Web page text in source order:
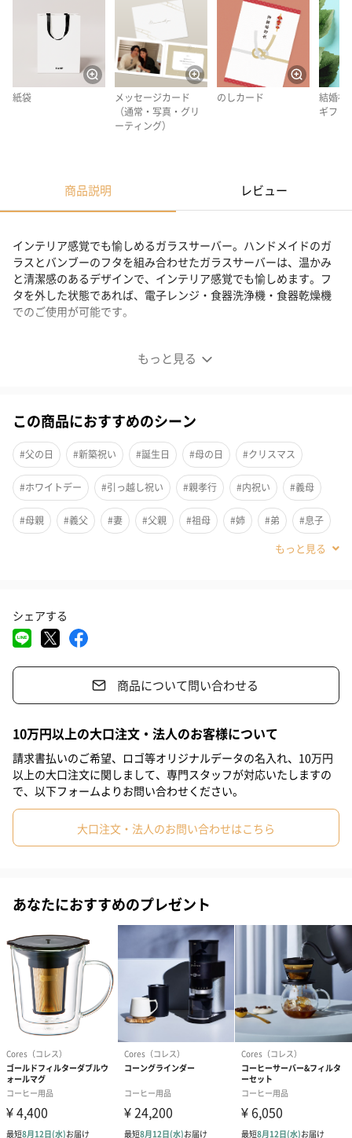
紙袋
メッセージカード
（通常・写真・グリ
ーティング）
のしカード
結婚祝
ギフト
商品説明 レビュー
もっと見る
インテリア感覚でも愉しめるガラスサーバー。ハンドメイドのガ
ラスとバンブーのフタを組み合わせたガラスサーバーは、温かみ
と清潔感のあるデザインで、インテリア感覚でも愉しめます。フ
タを外した状態であれば、電子レンジ・食器洗浄機・食器乾燥機
でのご使用が可能です。
インテリアにも最適なガラスサーバー
インテリア感覚でも愉しめるガラスサーバー。
ハンドメイドのガラスとバンブーのフタを組み合わせたガラスサ
ーバーは、温かみと清潔感のあるデザインで、インテリア感覚で
も愉しめます。
フタを外した状態であれば、電子レンジ・食器洗浄機・食器乾燥
ティーポットとしても活躍
・容量は約500ml、サーバーにある2ヶ所の目盛は、容量のMAX位
置とHALF位置にあり、注ぐ湯量の目安になります。
・サーバーが丸い形なので、ティーポットとしてお使いいただけ
れば、茶葉が十分にジャンピングします。
この商品におすすめのシーン
#父の日 #新築祝い #誕生日 #母の日 #クリスマス
#ホワイトデー #引っ越し祝い #親孝行 #内祝い #義母
#母親 #義父 #妻 #父親 #祖母 #姉 #弟 #息子
#取引先男性
#同僚男性
#夫 #女性
#20代後半 #30代 #70代 #20代前半
シェアする
商品について問い合わせる
10万円以上の大口注文・法人のお客様について
請求書払いのご希望、ロゴ等オリジナルデータの名入れ、10万円
以上の大口注文に関しまして、専門スタッフが対応いたしますの
で、以下フォームよりお問い合わせください。
大口注文・法人のお問い合わせはこちら
あなたにおすすめのプレゼント